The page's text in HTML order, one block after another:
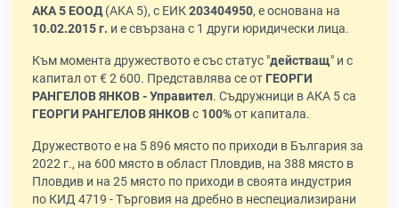
АКА 5 ЕООД(AKA 5), с ЕИК203404950, е основана на
10.02.2015 г. и е свързана с 1 други юридически лица.
Към момента дружеството е със статус "действащ" и с
капитал от € 2 600. Представлява се от ГЕОРГИ
РАНГЕЛОВ ЯНКОВ - Управител. Съдружници в АКА 5 са
ГЕОРГИ РАНГЕЛОВ ЯНКОВс 100%от капитала.
Дружеството е на 5 896 място по приходи в България за
2022 г., на 600 място в област Пловдив, на 388 място в
Пловдив и на 25 място по приходи в своята индустрия
по КИД 4719 - Търговия на дребно в неспециализирани